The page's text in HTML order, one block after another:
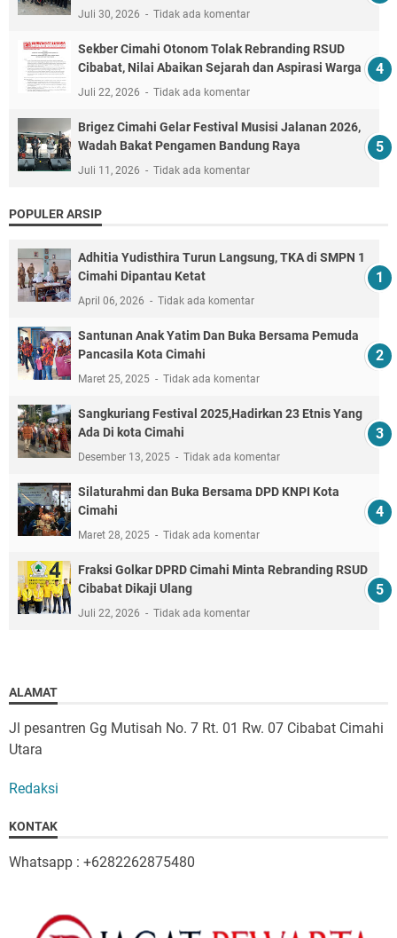
Juli 30, 2026 Tidak ada komentar
Sekber Cimahi Otonom Tolak Rebranding RSUD
Cibabat, Nilai Abaikan Sejarah dan Aspirasi Warga
Juli 22, 2026 Tidak ada komentar
Brigez Cimahi Gelar Festival Musisi Jalanan 2026,
Wadah Bakat Pengamen Bandung Raya
Juli 11, 2026 Tidak ada komentar
POPULER ARSIP
Adhitia Yudisthira Turun Langsung, TKA di SMPN 1
Cimahi Dipantau Ketat
April 06, 2026 Tidak ada komentar
Santunan Anak Yatim Dan Buka Bersama Pemuda
Pancasila Kota Cimahi
Maret 25, 2025 Tidak ada komentar
Sangkuriang Festival 2025,Hadirkan 23 Etnis Yang
Ada Di kota Cimahi
Desember 13, 2025 Tidak ada komentar
Silaturahmi dan Buka Bersama DPD KNPI Kota
Cimahi
Maret 28, 2025 Tidak ada komentar
Fraksi Golkar DPRD Cimahi Minta Rebranding RSUD
Cibabat Dikaji Ulang
Juli 22, 2026 Tidak ada komentar
ALAMAT
Jl pesantren Gg Mutisah No. 7 Rt. 01 Rw. 07 Cibabat Cimahi
Utara
Redaksi
KONTAK
Whatsapp : +6282262875480